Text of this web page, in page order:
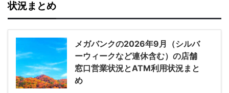
状況まとめ
メガバンクの2026年9月（シルバ
ーウィークなど連休含む）の店舗
窓口営業状況とATM利用状況まと
め